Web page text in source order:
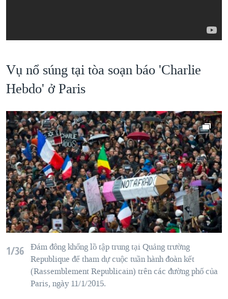
Vụ nổ súng tại tòa soạn báo 'Charlie
Hebdo' ở Paris
1/36 Đám đông khổng lồ tập trung tại Quảng trường
Republique để tham dự cuộc tuần hành đoàn kết
(Rassemblement Republicain) trên các đường phố của
Paris, ngày 11/1/2015.